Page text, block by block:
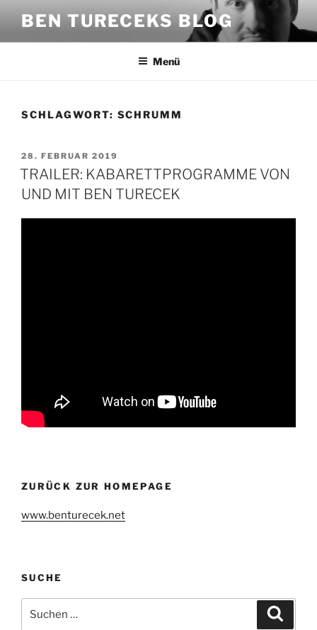
Inhalt
springen
BEN TURECEKS BLOG
Menü
SCHLAGWORT: SCHRUMM
VERÖFFENTLICHT
AM
28. FEBRUAR 2019
TRAILER: KABARETTPROGRAMME VON
UND MIT BEN TURECEK
ZURÜCK ZUR HOMEPAGE
www.benturecek.net
SUCHE
nach: